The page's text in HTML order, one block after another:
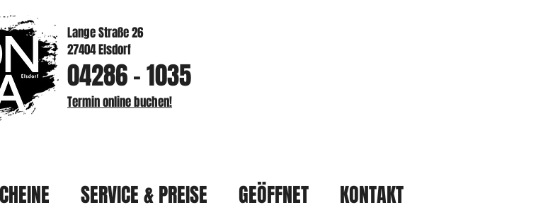
Lange Straße 26
27404 Elsdorf
04286 - 1035
Termin online buchen!
SERVICE & PREISE GEÖFFNET KONTAKT